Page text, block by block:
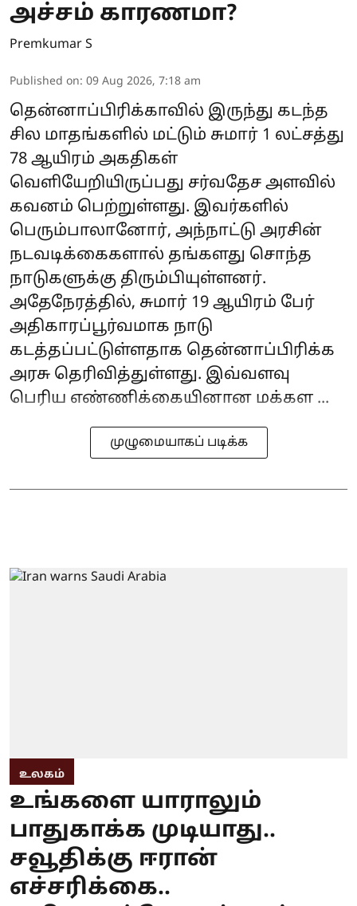
அச்சம் காரணமா?
Premkumar S
Published on: 09 Aug 2026, 7:18 am
தென்னாப்பிரிக்காவில் இருந்து கடந்த
சில மாதங்களில் மட்டும் சுமார் 1 லட்சத்து
78 ஆயிரம் அகதிகள்
வெளியேறியிருப்பது சர்வதேச அளவில்
கவனம் பெற்றுள்ளது. இவர்களில்
பெரும்பாலானோர், அந்நாட்டு அரசின்
நடவடிக்கைகளால் தங்களது சொந்த
நாடுகளுக்கு திரும்பியுள்ளனர்.
அதேநேரத்தில், சுமார் 19 ஆயிரம் பேர்
அதிகாரப்பூர்வமாக நாடு
கடத்தப்பட்டுள்ளதாக தென்னாப்பிரிக்க
அரசு தெரிவித்துள்ளது. இவ்வளவு
பெரிய எண்ணிக்கையினான மக்கள ...
முழுமையாகப் படிக்க
உலகம்
உங்களை யாராலும்
பாதுகாக்க முடியாது..
சவூதிக்கு ஈரான்
எச்சரிக்கை..